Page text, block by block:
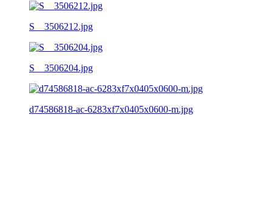
S__3506212.jpg
S__3506204.jpg
d74586818-ac-6283xf7x0405x0600-m.jpg